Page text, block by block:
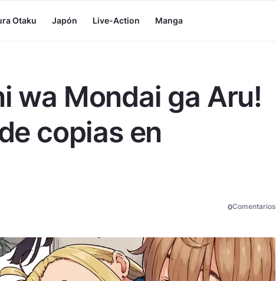
Otaku Japón Live-Action Manga
wa Mondai ga Aru!
copias en
0Comentarios